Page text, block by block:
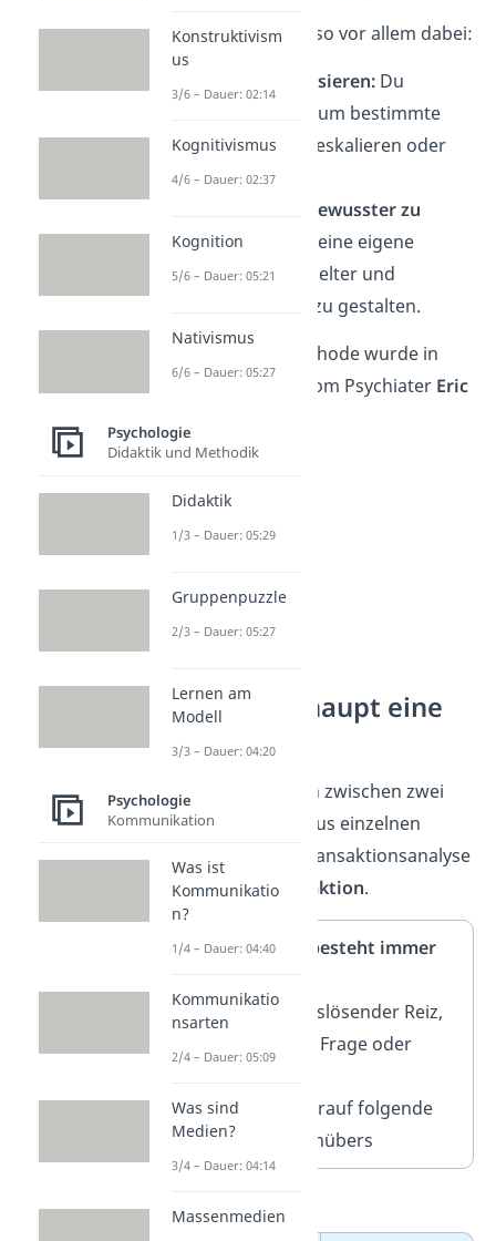
DasModell hilft dir so vor allem dabei:
Konflikte zu analysieren:Du
erkennst sofort, warum bestimmte
Gespräche plötzlich eskalieren oder
feststecken.
Kommunikation bewusster zu
steuern:Du lernst, deine eigene
Kommunikation gezielter und
lösungsorientierter zu gestalten.
Diese Methode wurde in
den
vom Psychiater Eric
Was ist überhaupt eine
Transaktion?
Jede Kommunikation zwischen zwei
Menschen besteht aus einzelnen
Elementen. In der Transaktionsanalyse
nennst du sieTransaktion.
Eine Transaktion besteht immer
💥Stimulus: ein auslösender Reiz,
also eine Aussage, Frage oder
🗣️Reaktion
: die darauf folgende
Antwort des Gegenübers
Konstruktivism
us
3/6 – Dauer: 02:14
Kognitivismus
4/6 – Dauer: 02:37
Kognition
5/6 – Dauer: 05:21
Nativismus
6/6 – Dauer: 05:27
Psychologie
Didaktik und Methodik
Didaktik
1/3 – Dauer: 05:29
Gruppenpuzzle
2/3 – Dauer: 05:27
Lernen am
Modell
3/3 – Dauer: 04:20
Psychologie
Kommunikation
Was ist
Kommunikatio
n?
1/4 – Dauer: 04:40
Kommunikatio
nsarten
2/4 – Dauer: 05:09
Was sind
Medien?
3/4 – Dauer: 04:14
Massenmedien